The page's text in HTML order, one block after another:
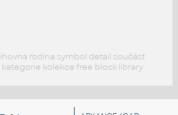
rodina symbol detail součást
kategorie kolekce free block library